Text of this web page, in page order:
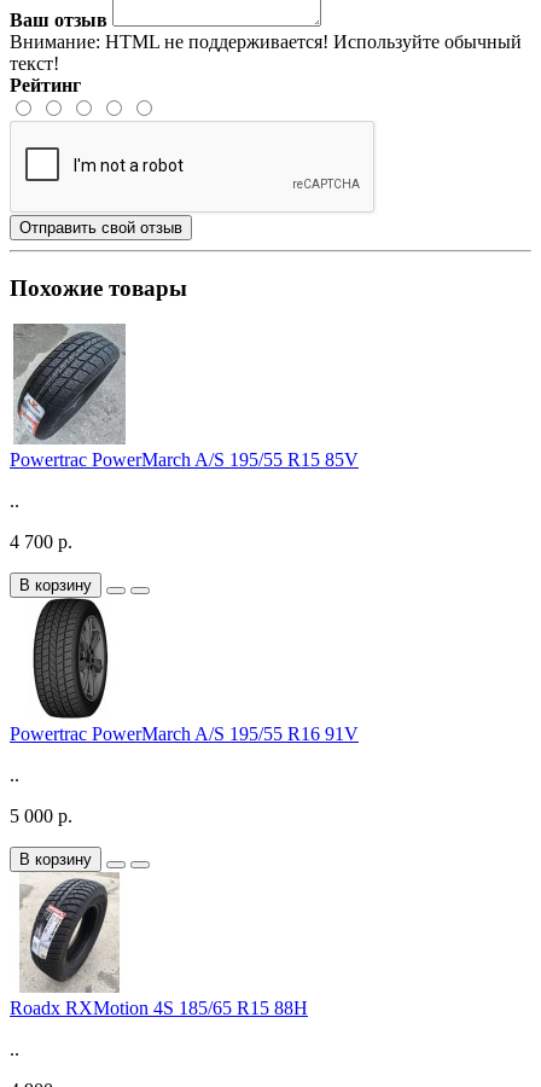
Ваш отзыв
Внимание: HTML не поддерживается! Используйте обычный
текст!
Рейтинг
Отправить свой отзыв
Похожие товары
Powertrac PowerMarch A/S 195/55 R15 85V
..
4 700 р.
В корзину
Powertrac PowerMarch A/S 195/55 R16 91V
..
5 000 р.
В корзину
Roadx RXMotion 4S 185/65 R15 88H
..